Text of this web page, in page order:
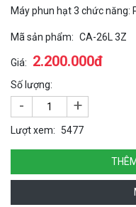
Máy phun hạt 3 chức năng:
Mã sản phẩm: CA-26L 3Z
Giá: 2.200.000đ
Số lượng:
- +
Lượt xem: 5477